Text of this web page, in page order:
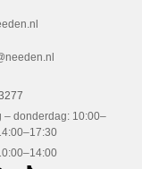
– donderdag: 10:00–